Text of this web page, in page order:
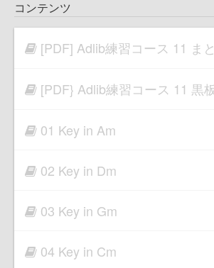
コンテンツ
[PDF] Adlib練習コース 11 ま
[PDF} Adlib練習コース 11 黒
01 Key in Am
02 Key in Dm
03 Key in Gm
04 Key in Cm